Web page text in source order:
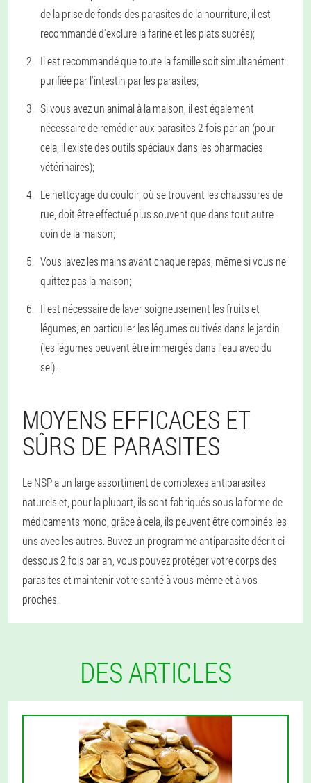
de la prise de fonds des parasites de la nourriture, il est
recommandé d'exclure la farine et les plats sucrés);
Il est recommandé que toute la famille soit simultanément
purifiée par l'intestin par les parasites;
Si vous avez un animal à la maison, il est également
nécessaire de remédier aux parasites 2 fois par an (pour
cela, il existe des outils spéciaux dans les pharmacies
vétérinaires);
Le nettoyage du couloir, où se trouvent les chaussures de
rue, doit être effectué plus souvent que dans tout autre
coin de la maison;
Vous lavez les mains avant chaque repas, même si vous ne
quittez pas la maison;
Il est nécessaire de laver soigneusement les fruits et
légumes, en particulier les légumes cultivés dans le jardin
(les légumes peuvent être immergés dans l'eau avec du
sel).
MOYENS EFFICACES ET
SÛRS DE PARASITES
Le NSP a un large assortiment de complexes antiparasites
naturels et, pour la plupart, ils sont fabriqués sous la forme de
médicaments mono, grâce à cela, ils peuvent être combinés les
uns avec les autres. Buvez un programme antiparasite décrit ci-
dessous 2 fois par an, vous pouvez protéger votre corps des
parasites et maintenir votre santé à vous-même et à vos
proches.
DES ARTICLES